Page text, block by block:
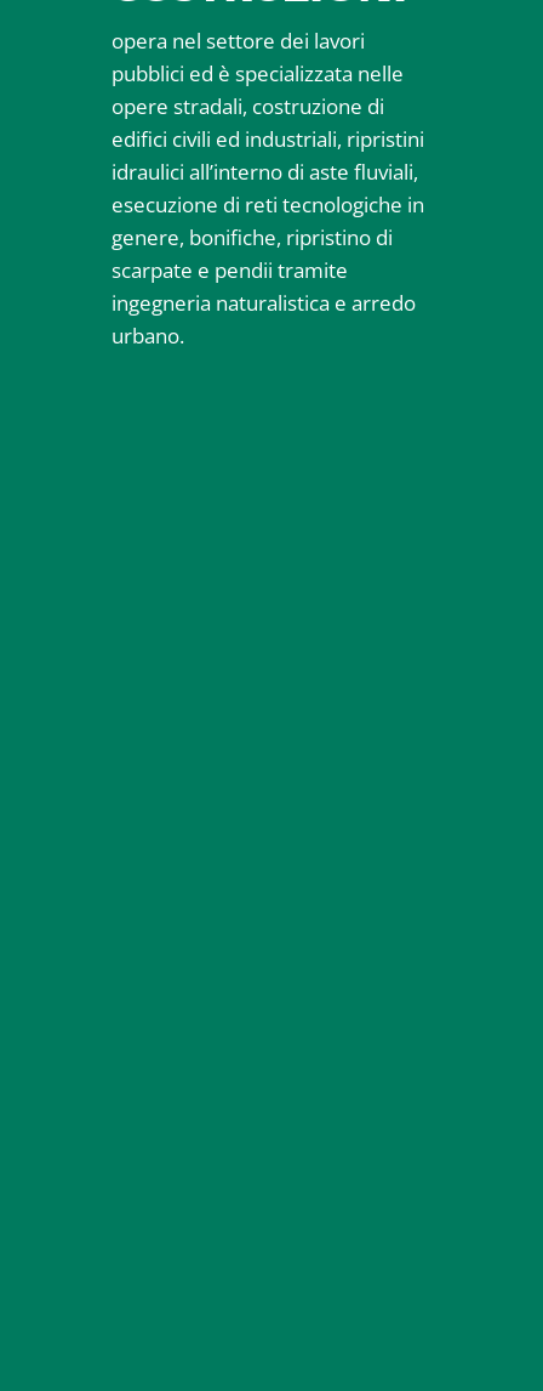
opera nel settore dei lavori
pubblici ed è specializzata nelle
opere stradali, costruzione di
edifici civili ed industriali, ripristini
idraulici all’interno di aste fluviali,
esecuzione di reti tecnologiche in
genere, bonifiche, ripristino di
scarpate e pendii tramite
ingegneria naturalistica e arredo
urbano.